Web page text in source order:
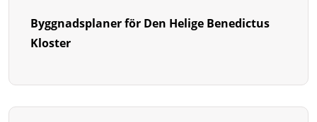
Byggnadsplaner för Den Helige Benedictus
Kloster